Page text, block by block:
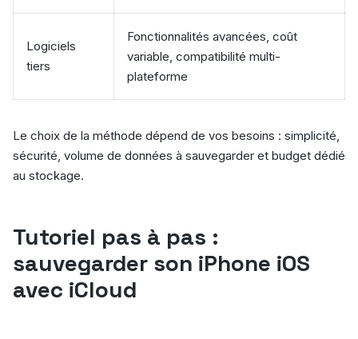
Logiciels
tiers
Fonctionnalités avancées, coût
variable, compatibilité multi-
plateforme
Le choix de la méthode dépend de vos besoins : simplicité,
sécurité, volume de données à sauvegarder et budget dédié
au stockage.
Tutoriel pas à pas :
sauvegarder son iPhone iOS
avec iCloud